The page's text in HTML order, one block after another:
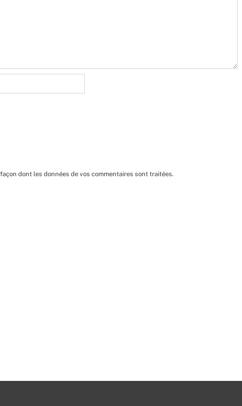
dont les données de vos commentaires sont traitées.